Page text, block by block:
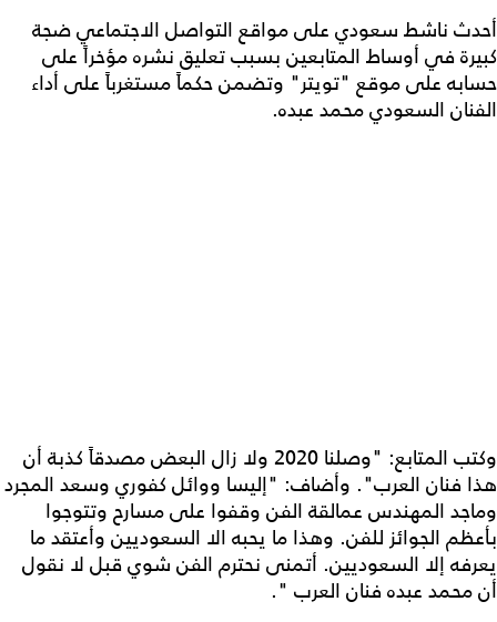
أحدث ناشط سعودي على مواقع التواصل الاجتماعي ضجة
كبيرة في أوساط المتابعين بسبب تعليق نشره مؤخراً على
حسابه على موقع "تويتر" وتضمن حكماً مستغرباً على أداء
الفنان السعودي محمد عبده.
وكتب المتابع: "وصلنا 2020 ولا زال البعض مصدقاً كذبة أن
هذا فنان العرب". وأضاف: "إليسا ووائل كفوري وسعد المجرد
وماجد المهندس عمالقة الفن وقفوا على مسارح وتتوجوا
بأعظم الجوائز للفن. وهذا ما يحبه الا السعوديين وأعتقد ما
يعرفه إلا السعوديين. أتمنى نحترم الفن شوي قبل لا نقول
أن محمد عبده فنان العرب ".